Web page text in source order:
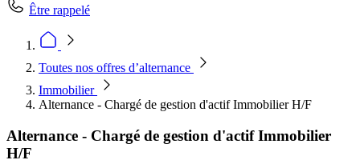
Être rappelé
Toutes nos offres d’alternance
Immobilier
Alternance - Chargé de gestion d'actif Immobilier H/F
Alternance - Chargé de gestion d'actif Immobilier
H/F